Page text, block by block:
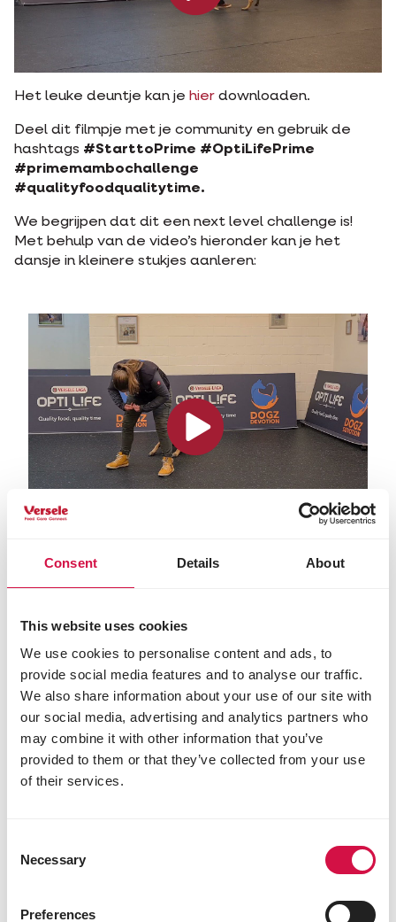
Consent Details About
This website uses cookies
We use cookies to personalise content and ads, to
provide social media features and to analyse our traffic.
We also share information about your use of our site with
our social media, advertising and analytics partners who
may combine it with other information that you’ve
provided to them or that they’ve collected from your use
of their services.
Selection
Necessary
Preferences
Het leuke deuntje kan je hier downloaden.
Deel dit filmpje met je community en gebruik de
hashtags #StarttoPrime #OptiLifePrime
#primemambochallenge
#qualityfoodqualitytime.
We begrijpen dat dit een next level challenge is!
Met behulp van de video’s hieronder kan je het
dansje in kleinere stukjes aanleren: